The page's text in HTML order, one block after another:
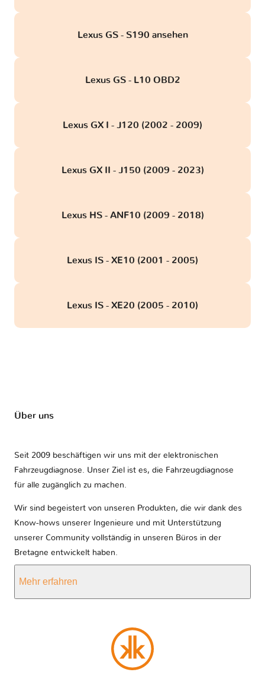
Lexus GS - S190 ansehen
Lexus GS - L10 OBD2
Lexus GX I - J120 (2002 - 2009)
Lexus GX II - J150 (2009 - 2023)
Lexus HS - ANF10 (2009 - 2018)
Lexus IS - XE10 (2001 - 2005)
Lexus IS - XE20 (2005 - 2010)
Über uns
Seit 2009 beschäftigen wir uns mit der elektronischen
Fahrzeugdiagnose. Unser Ziel ist es, die Fahrzeugdiagnose
für alle zugänglich zu machen.
Wir sind begeistert von unseren Produkten, die wir dank des
Know-hows unserer Ingenieure und mit Unterstützung
unserer Community vollständig in unseren Büros in der
Bretagne entwickelt haben.
Mehr erfahren